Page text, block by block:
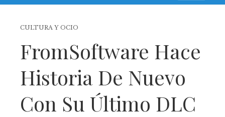
CULTURA Y OCIO
FromSoftware Hace
Historia De Nuevo
Con Su Último DLC